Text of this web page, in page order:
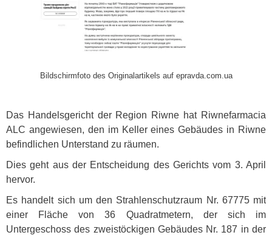
Bildschirmfoto des Originalartikels auf epravda.com.ua
Das Handelsgericht der Region Riwne hat Riwnefarmacia
ALC angewiesen, den im Keller eines Gebäudes in Riwne
befindlichen Unterstand zu räumen.
Dies geht aus der Entscheidung des Gerichts vom 3. April
hervor.
Es handelt sich um den Strahlenschutzraum Nr. 67775 mit
einer Fläche von 36 Quadratmetern, der sich im
Untergeschoss des zweistöckigen Gebäudes Nr. 187 in der